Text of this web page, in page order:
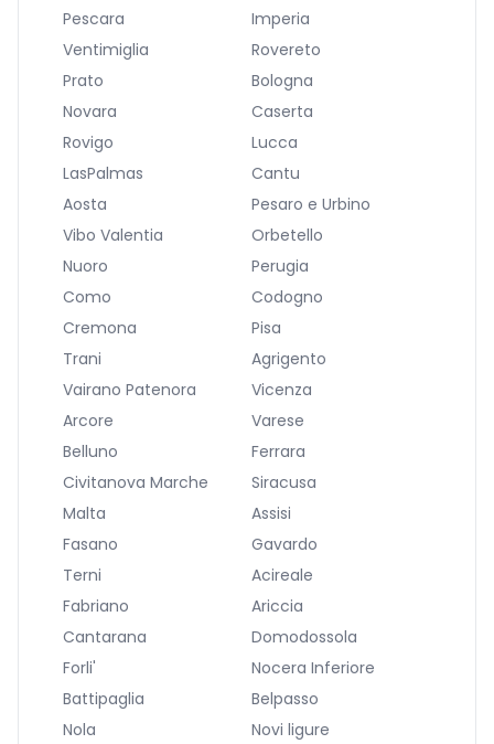
Pescara
Imperia
Ventimiglia
Rovereto
Prato
Bologna
Novara
Caserta
Rovigo
Lucca
LasPalmas
Cantu
Aosta
Pesaro e Urbino
Vibo Valentia
Orbetello
Nuoro
Perugia
Como
Codogno
Cremona
Pisa
Trani
Agrigento
Vairano Patenora
Vicenza
Arcore
Varese
Belluno
Ferrara
Civitanova Marche
Siracusa
Malta
Assisi
Fasano
Gavardo
Terni
Acireale
Fabriano
Ariccia
Cantarana
Domodossola
Forli'
Nocera Inferiore
Battipaglia
Belpasso
Nola
Novi ligure